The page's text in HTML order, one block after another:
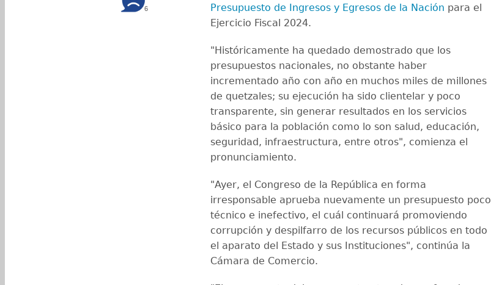
6
Presupuesto de Ingresos y Egresos de la Nación para el
Ejercicio Fiscal 2024.
"Históricamente ha quedado demostrado que los
presupuestos nacionales, no obstante haber
incrementado año con año en muchos miles de millones
de quetzales; su ejecución ha sido clientelar y poco
transparente, sin generar resultados en los servicios
básico para la población como lo son salud, educación,
seguridad, infraestructura, entre otros", comienza el
pronunciamiento.
"Ayer, el Congreso de la República en forma
irresponsable aprueba nuevamente un presupuesto poco
técnico e inefectivo, el cuál continuará promoviendo
corrupción y despilfarro de los recursos públicos en todo
el aparato del Estado y sus Instituciones", continúa la
Cámara de Comercio.